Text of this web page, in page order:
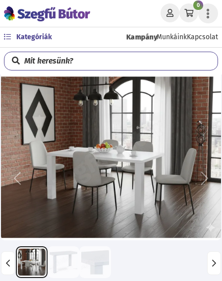
0
Kategóriák KampányMunkáinkKapcsolat
Mit keresünk?
Előző